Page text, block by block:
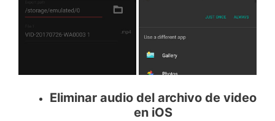
Eliminar audio del archivo de video
en iOS